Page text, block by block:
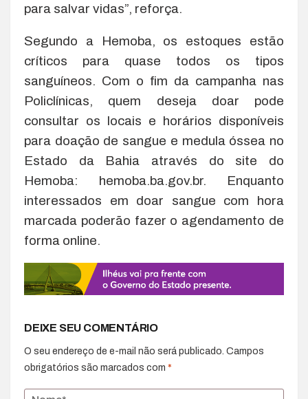
para salvar vidas”, reforça.
Segundo a Hemoba, os estoques estão
críticos para quase todos os tipos
sanguíneos. Com o fim da campanha nas
Policlínicas, quem deseja doar pode
consultar os locais e horários disponíveis
para doação de sangue e medula óssea no
Estado da Bahia através do site do
Hemoba: hemoba.ba.gov.br. Enquanto
interessados em doar sangue com hora
marcada poderão fazer o agendamento de
forma online.
DEIXE SEU COMENTÁRIO
O seu endereço de e-mail não será publicado. Campos
obrigatórios são marcados com *